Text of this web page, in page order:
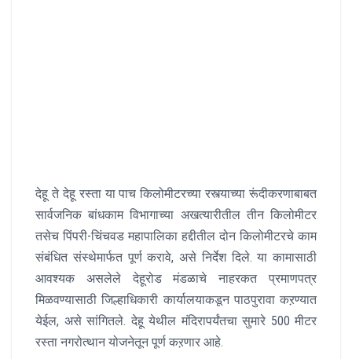
देहू ते देहू रस्ता या पाच किलोमीटरच्या रस्त्याच्या रूंदीकरणाबाबत
सार्वजनिक बांधकाम विभागाच्या अखत्यारीतील तीन किलोमीटर
तसेच पिंपरी-चिंचवड महापालिका हद्दीतील दोन किलोमीटरचे काम
संबंधित संस्थेमार्फत पूर्ण करावे, असे निर्देश दिले. या कामासाठी
आवश्यक असलेले देहूरोड मंडळाचे नाहरकत प्रमाणपत्र
मिळवण्यासाठी जिल्हाधिकारी कार्यालयाकडून पाठपुरावा कऱण्यात
येईल, असे सांगितले. देहू येथील मंदिरापर्यंतचा सुमारे 500 मीटर
रस्ता नगरोत्थान योजनेतून पूर्ण कऱणार आहे.